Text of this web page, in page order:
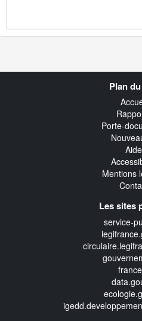
Plan
Porte-
Aide
Mentions
Les sites
service-